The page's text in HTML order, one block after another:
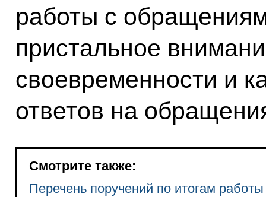
работы с
пристальное
своевременности и
ответов на
Смотрите также:
Перечень поручений по итогам